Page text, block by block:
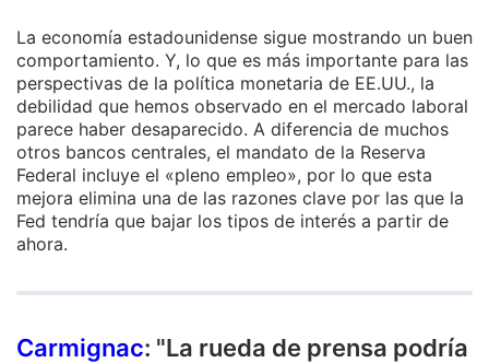
La economía estadounidense sigue mostrando un buen
comportamiento. Y, lo que es más importante para las
perspectivas de la política monetaria de EE.UU., la
debilidad que hemos observado en el mercado laboral
parece haber desaparecido. A diferencia de muchos
otros bancos centrales, el mandato de la Reserva
Federal incluye el «pleno empleo», por lo que esta
mejora elimina una de las razones clave por las que la
Fed tendría que bajar los tipos de interés a partir de
ahora.
Carmignac: "La rueda de prensa podría